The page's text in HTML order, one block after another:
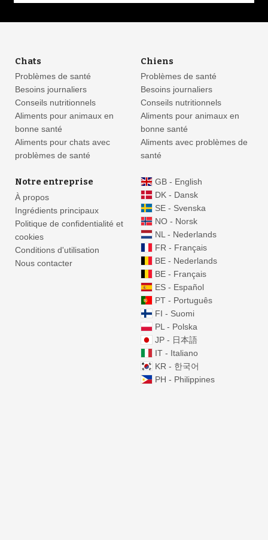
Chats
Problèmes de santé
Besoins journaliers
Conseils nutritionnels
Aliments pour animaux en
bonne santé
Aliments pour chats avec
problèmes de santé
Chiens
Problèmes de santé
Besoins journaliers
Conseils nutritionnels
Aliments pour animaux en
bonne santé
Aliments avec problèmes de
santé
Notre entreprise
À propos
Ingrédients principaux
Politique de confidentialité et
cookies
Conditions d'utilisation
Nous contacter
GB - English
DK - Dansk
SE - Svenska
NO - Norsk
NL - Nederlands
FR - Français
BE - Nederlands
BE - Français
ES - Español
PT - Português
FI - Suomi
PL - Polska
JP - 日本語
IT - Italiano
KR - 한국어
PH - Philippines